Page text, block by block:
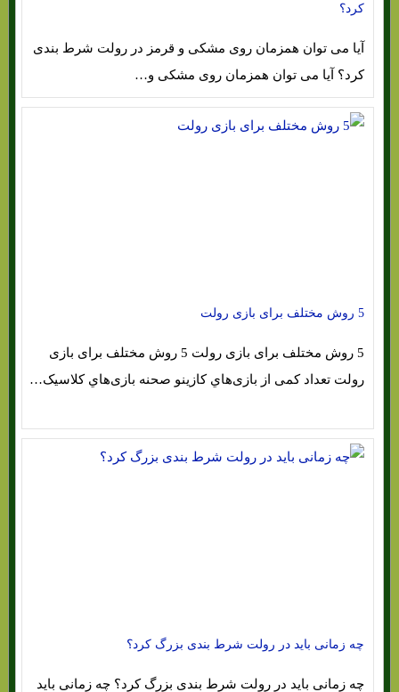
کرد؟
آیا می توان همزمان روی مشکی و قرمز در رولت شرط بندی
کرد؟ آیا می توان همزمان روی مشکی و…
5 روش مختلف برای بازی رولت
5 روش مختلف برای بازی رولت 5 روش مختلف برای بازی
رولت تعداد کمی از بازی‌هاي‌ کازینو صحنه بازی‌هاي‌ کلاسیک…
چه زمانی باید در رولت شرط بندی بزرگ کرد؟
چه زمانی باید در رولت شرط بندی بزرگ کرد؟ چه زمانی باید